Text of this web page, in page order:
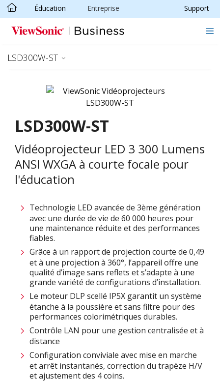
Passer au contenu principal
Éducation Entreprise Support
LSD300W-ST
LSD300W-ST
Vidéoprojecteur LED 3 300 Lumens
ANSI WXGA à courte focale pour
l'éducation
Technologie LED avancée de 3ème génération
avec une durée de vie de 60 000 heures pour
une maintenance réduite et des performances
fiables.
Grâce à un rapport de projection courte de 0,49
et à une projection à 360°, l’appareil offre une
qualité d’image sans reflets et s’adapte à une
grande variété de configurations d’installation.
Le moteur DLP scellé IP5X garantit un système
étanche à la poussière et sans filtre pour des
performances colorimétriques durables.
Contrôle LAN pour une gestion centralisée et à
distance
Configuration conviviale avec mise en marche
et arrêt instantanés, correction du trapèze H/V
et ajustement des 4 coins.